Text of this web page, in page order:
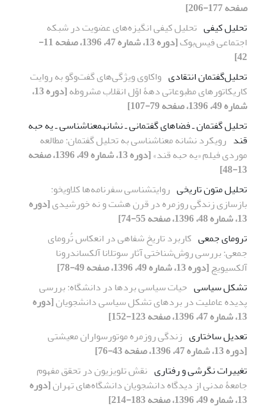
صفحه 177-206]
تحلیل کیفی تحلیل کیفی انگیزه‌های عضویت در شبکه
اجتماعی فیس‌بوک
[دوره 13، شماره 47، 1396، صفحه 11-
42]
تحلیل‌گفتمان انتقادی واکاوی ویژگی‌های گفت‌وگو به روایت
کاریکاتورهای مطبوعاتی دهۀ اوّل انقلاب مشروطه
[دوره 13،
شماره 49، 1396، صفحه 79-107]
تحلیل گفتمان‌ ـ‌ فضاهای گفتمانی ـ نشانهمعناشناسی ‌ـ‌ یه حبه
قند رویکرد نشانه معناشناسی به تحلیل گفتمان: مطالعه
موردی فیلم «یه حبه قند»
[دوره 13، شماره 49، 1396، صفحه
13-48]
تحلیل متون تاریخی روایت‏شناسی سفرنامه‌ها کلاویخو:
بازسازی زندگی روزمره در قرن هشت و نه خورشیدی[دوره
13، شماره 48، 1396، صفحه 55-74]
ترومای جمعی کاربرد تاریخ شفاهی در انعکاس تُرومای
جمعی: بررسی روش‌شناختی آثار سوتلانا آلکساندرونا
آلکسیویچ[دوره 13، شماره 49، 1396، صفحه 49-78]
تشکل سیاسی حیات سیاسی بردها در دانشگاه: بررسی
پدیده عاملیت در بردهای تشکل سیاسی دانشجویان[دوره
13، شماره 47، 1396، صفحه 123-152]
تعدیل ساختاری زندگی روزمره موتورسواران معیشتی
[دوره 13، شماره 47، 1396، صفحه 43-76]
تغییرات نگرشی و رفتاری نقش تلویزیون در تحقق مفهوم
جامعۀ مدنی از دیدگاه دانشجویان دانشگاه‌های تهران[دوره
13، شماره 49، 1396، صفحه 183-214]